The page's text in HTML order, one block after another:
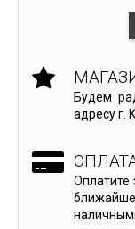
Будем
адресу г.
Оплатите